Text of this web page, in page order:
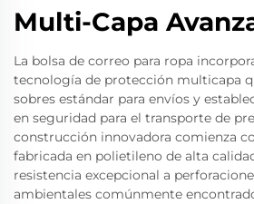
Multi-Capa
La bolsa de correo para ropa
tecnología de protección multicapa
sobres estándar para envíos y
en seguridad para el transporte de
construcción innovadora comienza
fabricada en polietileno de alta
resistencia excepcional a
ambientales comúnmente